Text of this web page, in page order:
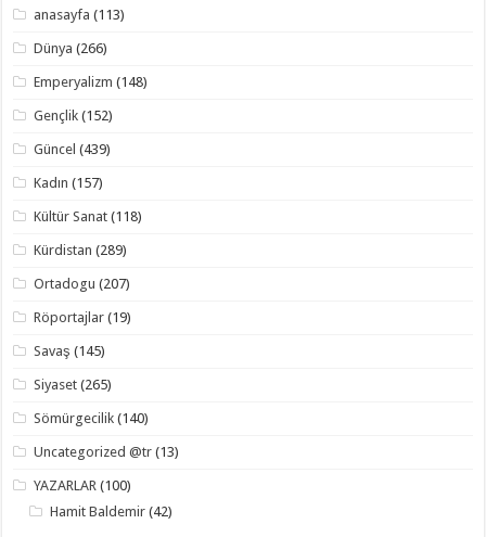
anasayfa (113)
Dünya (266)
Emperyalizm (148)
Gençlik (152)
Güncel (439)
Kadın (157)
Kültür Sanat (118)
Kürdistan (289)
Ortadogu (207)
Röportajlar (19)
Savaş (145)
Siyaset (265)
Sömürgecilik (140)
Uncategorized @tr (13)
YAZARLAR (100)
Hamit Baldemir (42)